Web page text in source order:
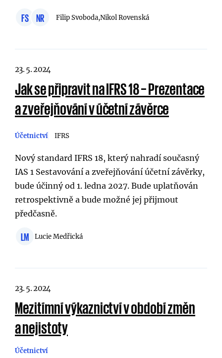
FS NR Filip Svoboda,Nikol Rovenská
23. 5. 2024
Jak se připravit na IFRS 18 – Prezentace
a zveřejňování v účetní závěrce
Účetnictví IFRS
Nový standard IFRS 18, který nahradí současný
IAS 1 Sestavování a zveřejňování účetní závěrky,
bude účinný od 1. ledna 2027. Bude uplatňován
retrospektivně a bude možné jej přijmout
předčasně.
LM Lucie Medřická
23. 5. 2024
Mezitímní výkaznictví v období změn
a nejistoty
Účetnictví